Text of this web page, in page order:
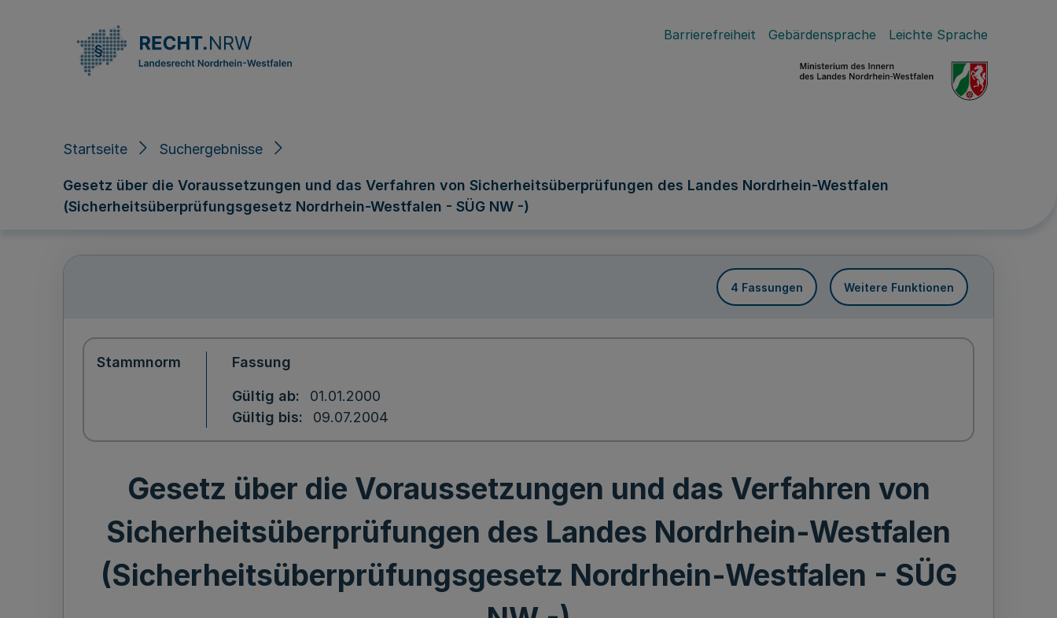
Barrierefreiheit Gebärdensprache Leichte Sprache
Startseite Suchergebnisse
Gesetz über die Voraussetzungen und das Verfahren von Sicherheitsüberprüfungen des Landes Nordrhein-Westfalen
(Sicherheitsüberprüfungsgesetz Nordrhein-Westfalen - SÜG NW -)
4 Fassungen Weitere Funktionen
Stammnorm Fassung
Gültig ab
01.01.2000
Gültig bis
09.07.2004
Gesetz über die Voraussetzungen und das Verfahren von
Sicherheitsüberprüfungen des Landes Nordrhein-Westfalen
(Sicherheitsüberprüfungsgesetz Nordrhein-Westfalen - SÜG